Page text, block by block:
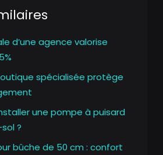
d’une agence valorise
spécialisée protège
une pompe à puisard
?
bûche de 50 cm : confort